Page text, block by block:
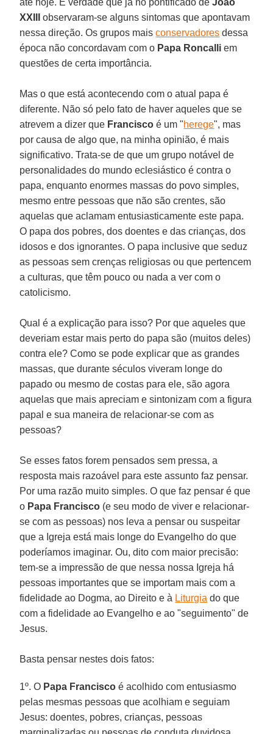
XXIII
observaram-se alguns sintomas que apontavam
nessa direção. Os grupos maisconservadores dessa
época não concordavam com o Papa Roncalli em
questões de certa importância.
Mas o que está acontecendo com o atual papa é
diferente. Não só pelo fato de haver aqueles que se
atrevem a dizer que Francisco é um "herege", mas
por causa de algo que, na minha opinião, é mais
significativo. Trata-se de que um grupo notável de
personalidades do mundo eclesiástico é contra o
papa, enquanto enormes massas do povo simples,
mesmo entre pessoas que não são crentes, são
aquelas que aclamam entusiasticamente este papa.
O papa dos pobres, dos doentes e das crianças, dos
idosos e dos ignorantes. O papa inclusive que seduz
as pessoas sem crenças religiosas ou que pertencem
a culturas, que têm pouco ou nada a ver com o
catolicismo.
Qual é a explicação para isso? Por que aqueles que
deveriam estar mais perto do papa são (muitos deles)
contra ele? Como se pode explicar que as grandes
massas, que durante séculos viveram longe do
papado ou mesmo de costas para ele, são agora
aquelas que mais apreciam e sintonizam com a figura
papal e sua maneira de relacionar-se com as
pessoas?
Se esses fatos forem pensados sem pressa, a
resposta mais razoável para este assunto faz pensar.
Por uma razão muito simples. O que faz pensar é que
o Papa Francisco (e seu modo de viver e relacionar-
se com as pessoas) nos leva a pensar ou suspeitar
que a Igreja está mais longe do Evangelho do que
poderíamos imaginar. Ou, dito com maior precisão:
tem-se a impressão de que nessa nossa Igreja há
pessoas importantes que se importam mais com a
fidelidade ao Dogma, ao Direito e à Liturgia do que
com a fidelidade ao Evangelho e ao "seguimento" de
Jesus.
Basta pensar nestes dois fatos:
1º. O Papa Francisco é acolhido com entusiasmo
pelas mesmas pessoas que acolhiam e seguiam
Jesus: doentes, pobres, crianças, pessoas